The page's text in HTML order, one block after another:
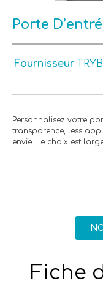
Porte
Fournisseur
Personnalisez votre
transparence, less
envie. Le choix est
Fiche